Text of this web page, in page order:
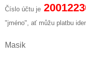
Číslo účtu je
"jméno", ať můžu platbu
Masik